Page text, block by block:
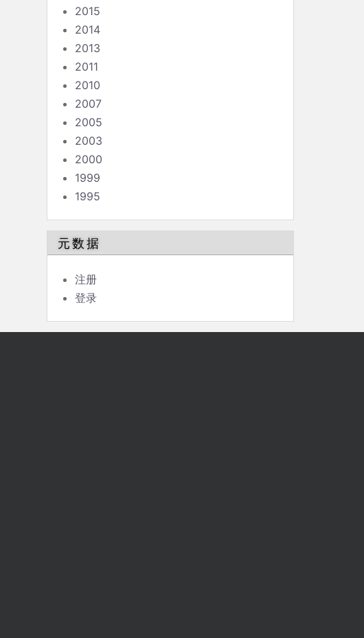
2015
2014
2013
2011
2010
2007
2005
2003
2000
1999
1995
元数据
注册
登录